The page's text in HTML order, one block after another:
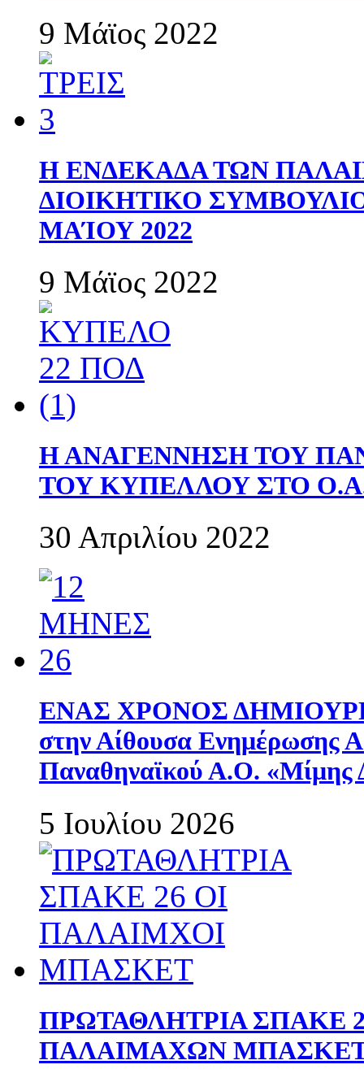
9 Μάϊος 2022
Η ΕΝΔΕΚΑΔΑ ΤΩΝ
ΔΙΟΙΚΗΤΙΚΟ
ΜΑΊΟΥ 2022
9 Μάϊος 2022
Η ΑΝΑΓΕΝΝΗΣΗ ΤΟΥ
ΤΟΥ ΚΥΠΕΛΛΟΥ ΣΤΟ
30 Απριλίου 2022
ΕΝΑΣ ΧΡΟΝΟΣ
στην Αίθουσα Ενημέρωσης
Παναθηναϊκού Α.Ο. «Μίμης
5 Ιουλίου 2026
ΠΡΩΤΑΘΛΗΤΡΙΑ ΣΠΑΚΕ
ΠΑΛΑΙΜΑΧΩΝ